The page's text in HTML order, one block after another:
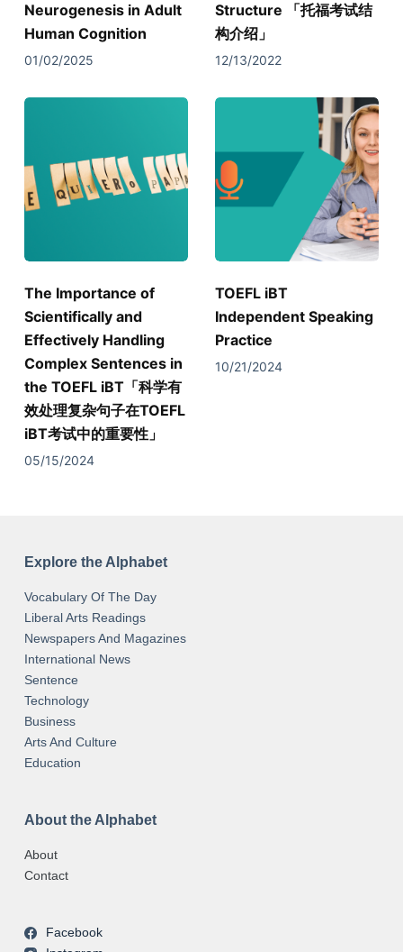
Neurogenesis in Adult
Human Cognition
01/02/2025
Structure 「托福考试结
构介绍」
12/13/2022
The Importance of
Scientifically and
Effectively Handling
Complex Sentences in
the TOEFL iBT「科学有
效处理复杂句子在TOEFL
iBT考试中的重要性」
05/15/2024
TOEFL iBT
Independent Speaking
Practice
10/21/2024
Explore the Alphabet
Vocabulary Of The Day
Liberal Arts Readings
Newspapers And Magazines
International News
Sentence
Technology
Business
Arts And Culture
Education
About the Alphabet
About
Contact
Facebook